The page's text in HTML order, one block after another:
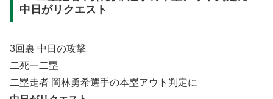
中日がリクエスト
3回裏 中日の攻撃
二死一二塁
二塁走者 岡林勇希選手の本塁アウト判定に